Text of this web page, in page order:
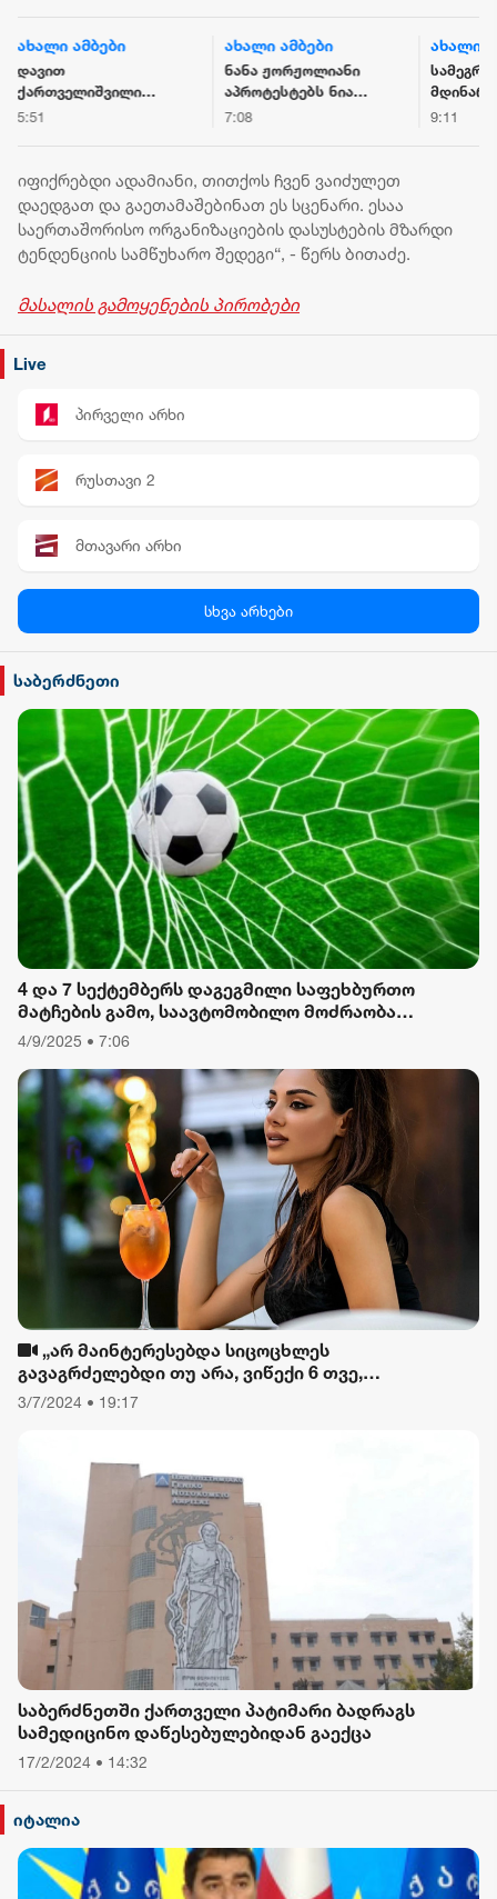
ახალი ამბები
ნანა ჟორჟოლიანი
აპროტესტებს ნია
იმნაძის დაკავებას,
მკვლელობის
ფიგურირებს,
ჟორჟოლიანს
ეთანხმებიან
წევრები და
7:08
ახალი ამბები
სამეგრელოში
მდინარე
ხობისწყალში
არასრულწლოვნის
ცხედარი
9:11
ახალი
ირანის
5:09
იფიქრებდი ადამიანი, თითქოს ჩვენ ვაიძულეთ
დაედგათ და გაეთამაშებინათ ეს სცენარი. ესაა
საერთაშორისო ორგანიზაციების დასუსტების მზარდი
ტენდენციის სამწუხარო შედეგი“, - წერს ბითაძე.
მასალის გამოყენების პირობები
Live
პირველი არხი
რუსთავი 2
მთავარი არხი
სილქ უნივერსალი
TV პირველი
ფორმულა
რიონი
სხვა არხები
საბერძნეთი
4 და 7 სექტემბერს დაგეგმილი საფეხბურთო
მატჩების გამო, საავტომობილო მოძრაობა
შეიზღუდება
4/9/2025 • 7:06
„არ მაინტერესებდა სიცოცხლეს
გავაგრძელებდი თუ არა, ვიწექი 6 თვე,
დავიწყებული მქონდა კვება, ფიზიკური მოძრაობა“
3/7/2024 • 19:17
საბერძნეთში ქართველი პატიმარი ბადრაგს
სამედიცინო დაწესებულებიდან გაექცა
17/2/2024 • 14:32
იტალია